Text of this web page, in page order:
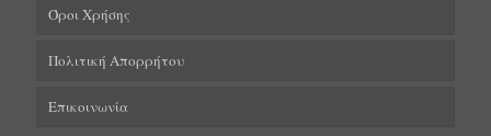
Όροι Χρήσης
Πολιτική Απορρήτου
Επικοινωνία